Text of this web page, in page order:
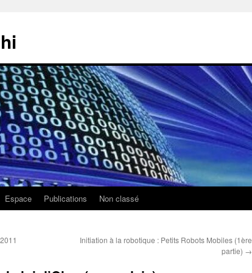
Espace Publications Non classé
Initiation à la robotique : Petits Robots Mobiles (1ère
partie) →